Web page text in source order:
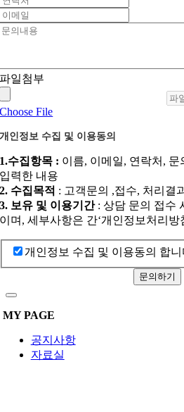
파일첨부
Choose File
개인정보 수집 및 이용동의
1.수집항목 : 이름, 이메일, 연락처,
입력한 내용
2. 수집목적 : 고객문의 ,접수, 처리결
3. 보유 및 이용기간: 상담 문의 접수
이며, 세부사항은 간‘개인정보처리방
개인정보 수집 및 이용동의 합니
문의하기
MY PAGE
공지사항
자료실